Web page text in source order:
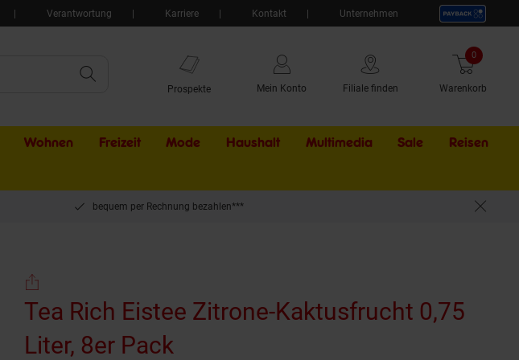
Verantwortung Karriere Kontakt Unternehmen
Prospekte Mein Konto Filiale finden Warenkorb
0 Artikel
Wohnen Freizeit Mode Haushalt Multimedia Sale Externer
Reisen
bequem per Rechnung bezahlen***
Tea Rich Eistee Zitrone-Kaktusfrucht 0,75
Liter, 8er Pack